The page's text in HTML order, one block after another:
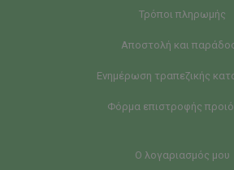
Τρόποι πληρωμής
Αποστολή και
Ενημέρωση τραπεζικής
Φόρμα επιστροφής
Ο λογαριασμός μου